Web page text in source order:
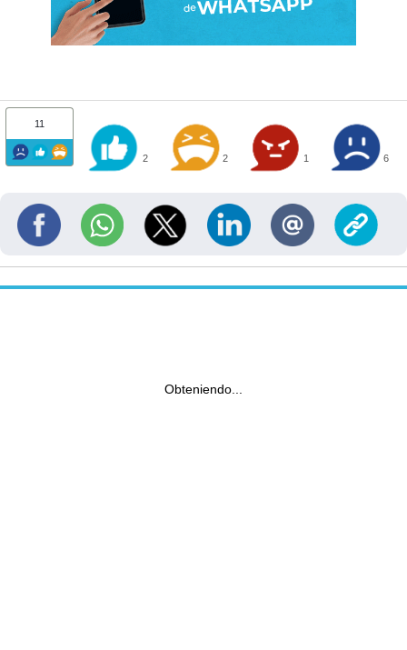
11
2 2 1 6
Obteniendo...